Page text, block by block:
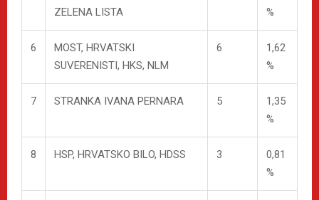
ZELENA LISTA
%
6
MOST, HRVATSKI
SUVERENISTI, HKS, NLM
6
1,62
%
7 STRANKA IVANA PERNARA 5
1,35
%
8 HSP, HRVATSKO BILO, HDSS 3
0,81
%